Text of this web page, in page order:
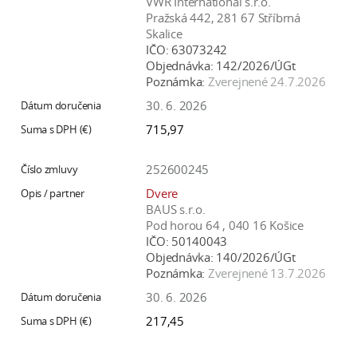
Pražská 442, 281 67 Stříbrná
Skalice
IČO: 63073242
Objednávka: 142/2026/ÚGt
Poznámka: Zverejnené 24.7.2026
30. 6. 2026
715,97
252600245
Dvere
BAUS s.r.o.
Pod horou 64 , 040 16 Košice
IČO: 50140043
Objednávka: 140/2026/ÚGt
Poznámka: Zverejnené 13.7.2026
30. 6. 2026
217,45